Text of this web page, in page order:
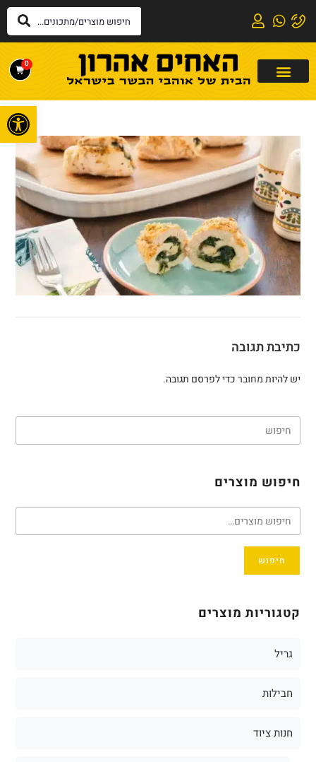
0
כתיבת תגובה
יש להיותמחוברכדי לפרסם תגובה.
חיפוש מוצרים
חיפוש
קטגוריות מוצרים
גריל
חבילות
חנות ציוד